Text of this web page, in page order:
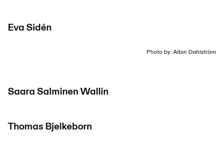
Eva Sidén
Photo by: Albin Dahlström
Saara Salminen Wallin
Thomas Bjelkeborn